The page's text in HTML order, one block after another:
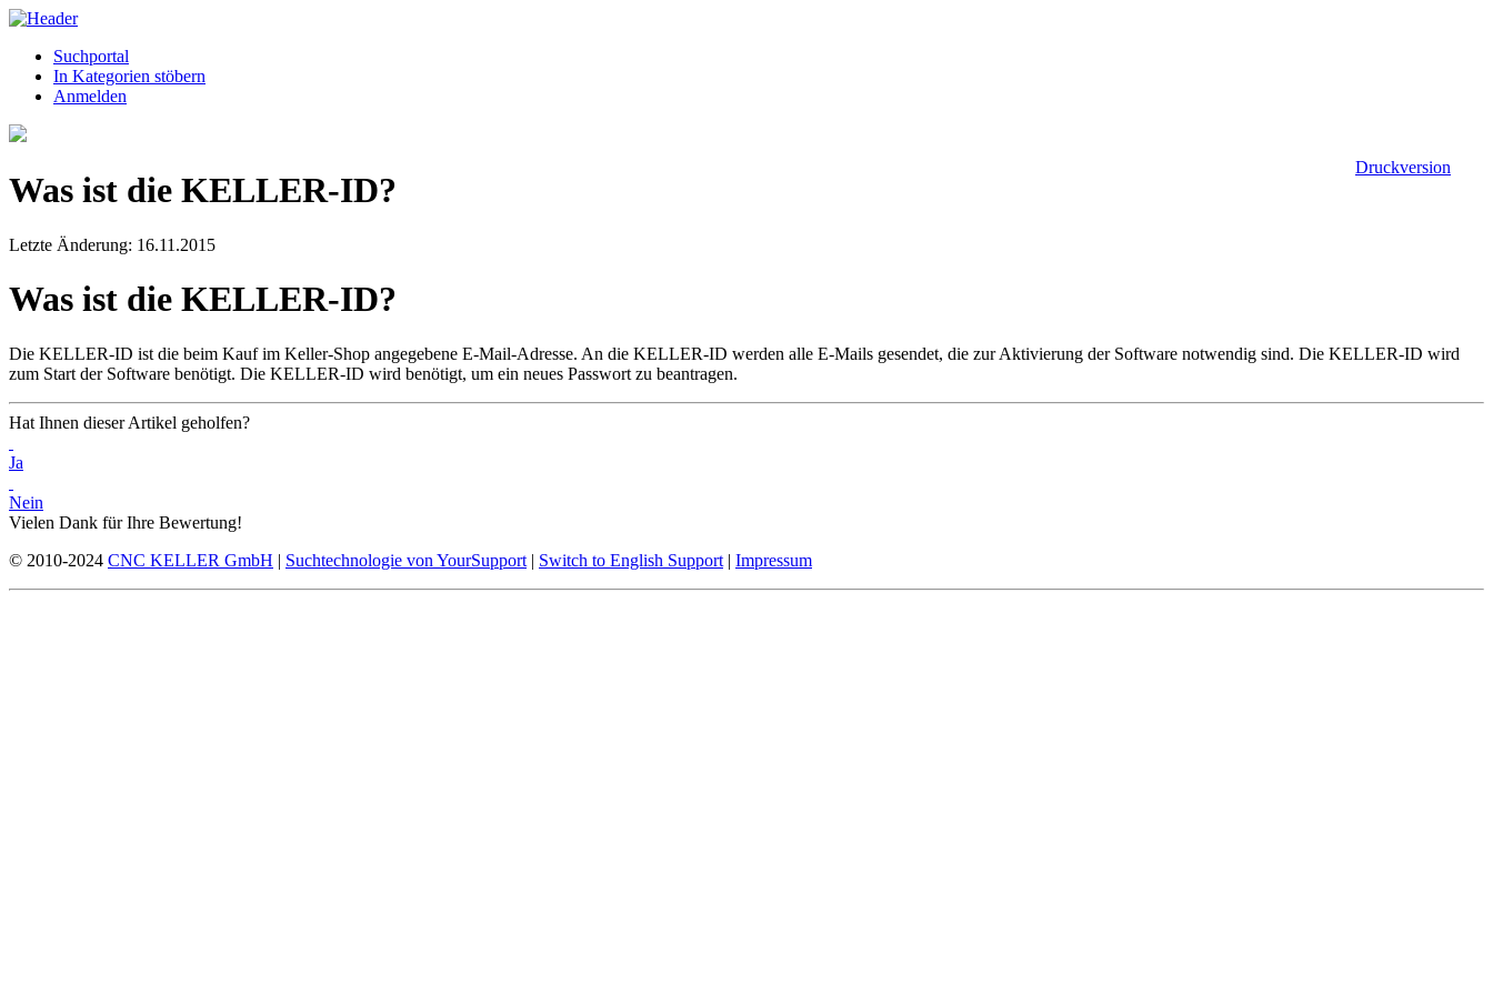
Suchportal
In Kategorien stöbern
Anmelden
Druckversion
Was ist die KELLER-ID?
Letzte Änderung: 16.11.2015
Was ist die KELLER-ID?
Die KELLER-ID ist die beim Kauf im Keller-Shop angegebene E-Mail-Adresse. An die KELLER-ID werden alle E-Mails gesendet, die zur Aktivierung der Software notwendig sind. Die KELLER-ID wird
zum Start der Software benötigt. Die KELLER-ID wird benötigt, um ein neues Passwort zu beantragen.
Hat Ihnen dieser Artikel geholfen?
Ja
Nein
Vielen Dank für Ihre Bewertung!
© 2010-2024 CNC KELLER GmbH | Suchtechnologie von YourSupport | Switch to English Support | Impressum